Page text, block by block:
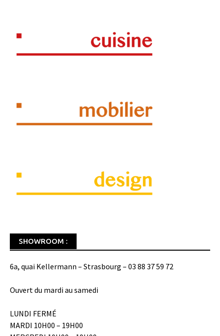
SHOWROOM :
6a, quai Kellermann – Strasbourg – 03 88 37 59 72
Ouvert du mardi au samedi
LUNDI FERMÉ
MARDI 10H00 – 19H00